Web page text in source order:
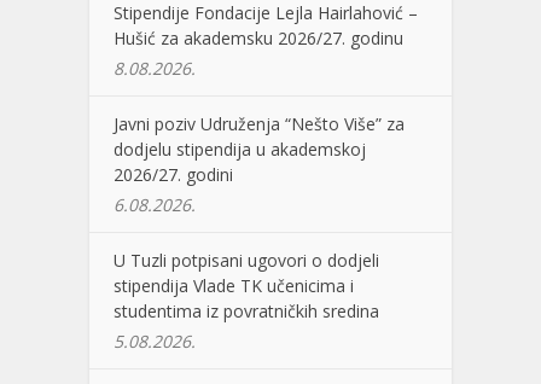
Stipendije Fondacije Lejla Hairlahović –
Hušić za akademsku 2026/27. godinu
8.08.2026.
Javni poziv Udruženja “Nešto Više” za
dodjelu stipendija u akademskoj
2026/27. godini
6.08.2026.
U Tuzli potpisani ugovori o dodjeli
stipendija Vlade TK učenicima i
studentima iz povratničkih sredina
5.08.2026.